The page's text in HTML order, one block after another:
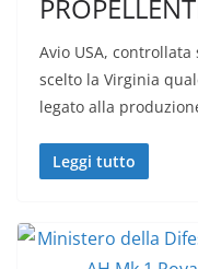
Avio USA,
scelto la Virginia
legato alla
Leggi tutto